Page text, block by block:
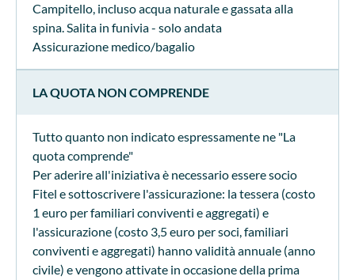
Campitello, incluso acqua naturale e gassata alla
spina. Salita in funivia - solo andata
Assicurazione medico/bagalio
LA QUOTA NON COMPRENDE
Tutto quanto non indicato espressamente ne "La
quota comprende"
Per aderire all'iniziativa è necessario essere socio
Fitel e sottoscrivere l'assicurazione: la tessera (costo
1 euro per familiari conviventi e aggregati) e
l'assicurazione (costo 3,5 euro per soci, familiari
conviventi e aggregati) hanno validità annuale (anno
civile) e vengono attivate in occasione della prima